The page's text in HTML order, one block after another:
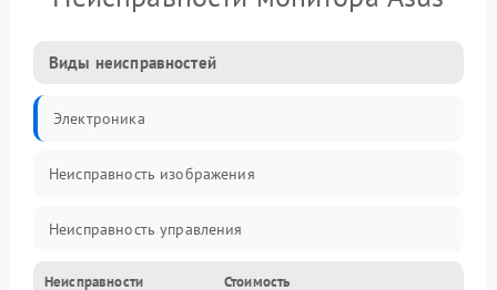
Виды неисправностей
Электроника
Неисправность изображения
Неисправность управления
Неисправность интерфейсов
Неисправности Стоимость